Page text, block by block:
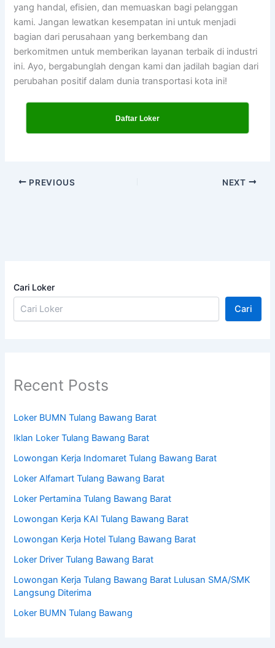
yang handal, efisien, dan memuaskan bagi pelanggan
kami. Jangan lewatkan kesempatan ini untuk menjadi
bagian dari perusahaan yang berkembang dan
berkomitmen untuk memberikan layanan terbaik di industri
ini. Ayo, bergabunglah dengan kami dan jadilah bagian dari
perubahan positif dalam dunia transportasi kota ini!
Daftar Loker
PREVIOUS NEXT
Cari Loker
Cari
Recent Posts
Loker BUMN Tulang Bawang Barat
Iklan Loker Tulang Bawang Barat
Lowongan Kerja Indomaret Tulang Bawang Barat
Loker Alfamart Tulang Bawang Barat
Loker Pertamina Tulang Bawang Barat
Lowongan Kerja KAI Tulang Bawang Barat
Lowongan Kerja Hotel Tulang Bawang Barat
Loker Driver Tulang Bawang Barat
Lowongan Kerja Tulang Bawang Barat Lulusan SMA/SMK
Langsung Diterima
Loker BUMN Tulang Bawang